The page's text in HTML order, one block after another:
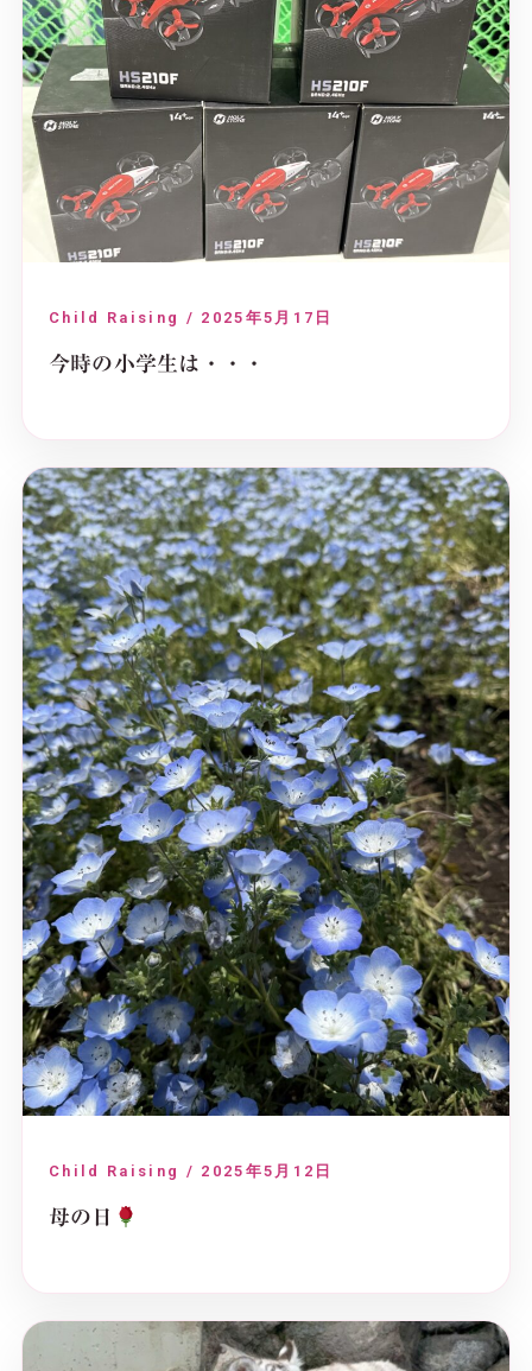
Child Raising / 2025年5月17日
今時の小学生は・・・
Child Raising / 2025年5月12日
母の日